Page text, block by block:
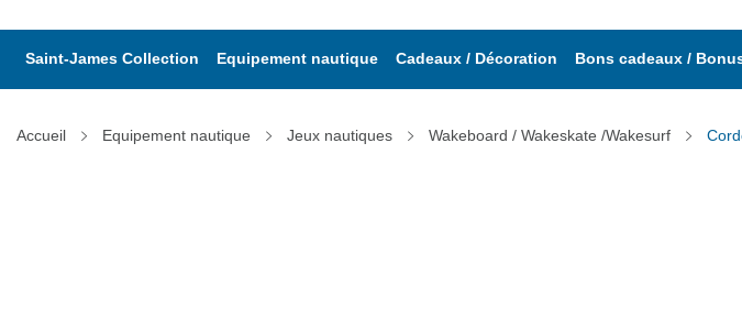
Saint-James Collection Equipement nautique Cadeaux / Décoration Bons cadeaux /
Accueil Equipement nautique Jeux nautiques Wakeboard / Wakeskate /Wakesurf